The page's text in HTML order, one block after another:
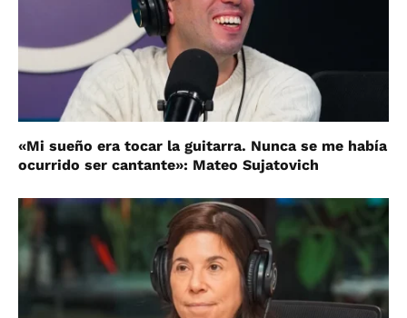
«Mi sueño era tocar la guitarra. Nunca se me había
ocurrido ser cantante»: Mateo Sujatovich